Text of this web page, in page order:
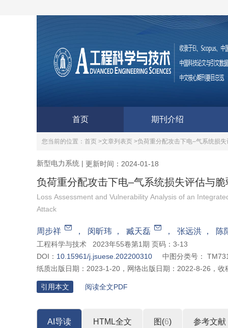
首页 期刊介绍
您当前的位置： 首页 >文章列表页 >负荷重分配攻击下电–气系统损
新型电力系统 | 更新时间：2024-01-18
负荷重分配攻击下电–气系统损失评估与
Loss Assessment and Vulnerability Analysis of an
Attack
周步祥 ， 闵昕玮 ， 臧天磊 ， 张远洪 ， 陈
工程科学与技术
2023年55卷第1期 页码：3-13
DOI： 10.15961/j.jsuese.202200310 中图分类号：
纸质出版日期： 2023-1-20 ， 网络出版日期： 2022-8-26 ， 收
引用本文 阅读全文PDF
AI导读 HTML全文 图(6) 参考文献